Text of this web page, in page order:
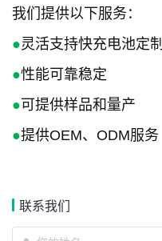
我们提供以下服务：
●灵活支持快充电池定制
●性能可靠稳定
●可提供样品和量产
●提供OEM、ODM服务
联系我们